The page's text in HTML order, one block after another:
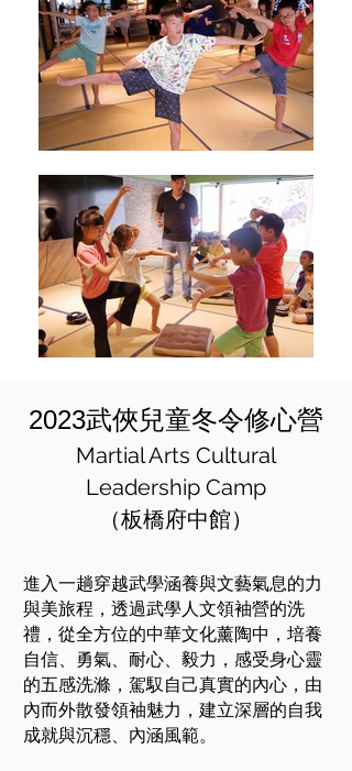
2023武俠兒童冬令修心營
Martial Arts Cultural
Leadership Camp
​（板橋府中館）
進入一趟穿越武學涵養與文藝氣息的力
與美旅程，透過武學人文領袖營的洗
禮，從全方位的中華文化薰陶中，培養
自信、勇氣、耐心、毅力，感受身心靈
的五感洗滌，駕馭自己真實的內心，由
內而外散發領袖魅力，建立深層的自我
成就與沉穩、內涵風範。